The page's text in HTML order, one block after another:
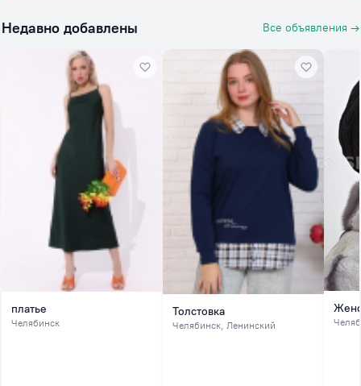
Недавно добавлены Все объявления →
платье
Челябинск
Толстовка
Челябинск, Ленинский